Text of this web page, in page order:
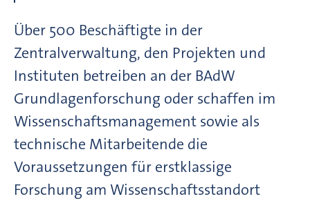
Über 500 Beschäftigte in der
Zentralverwaltung, den Projekten und
Instituten betreiben an der BAdW
Grundlagenforschung oder schaffen im
Wissenschaftsmanagement sowie als
technische Mitarbeitende die
Voraussetzungen für erstklassige
Forschung am Wissenschaftsstandort